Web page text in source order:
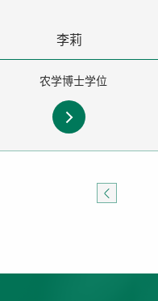
李莉
农学博士学位